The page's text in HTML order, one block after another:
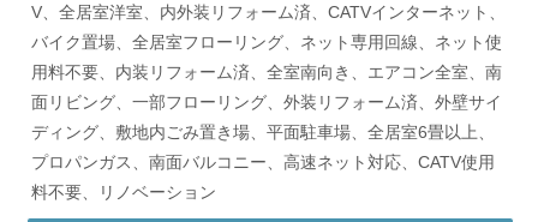
V、全居室洋室、内外装リフォーム済、CATVインターネット、
バイク置場、全居室フローリング、ネット専用回線、ネット使
用料不要、内装リフォーム済、全室南向き、エアコン全室、南
面リビング、一部フローリング、外装リフォーム済、外壁サイ
ディング、敷地内ごみ置き場、平面駐車場、全居室6畳以上、
プロパンガス、南面バルコニー、高速ネット対応、CATV使用
料不要、リノベーション